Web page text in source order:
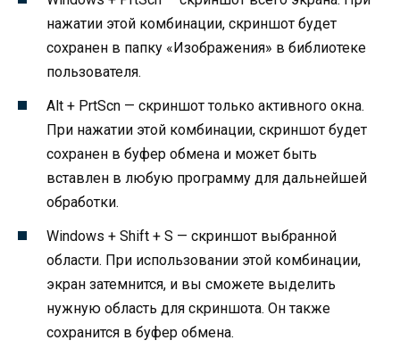
нажатии этой комбинации, скриншот будет
сохранен в папку «Изображения» в библиотеке
пользователя.
Alt + PrtScn — скриншот только активного окна.
При нажатии этой комбинации, скриншот будет
сохранен в буфер обмена и может быть
вставлен в любую программу для дальнейшей
обработки.
Windows + Shift + S — скриншот выбранной
области. При использовании этой комбинации,
экран затемнится, и вы сможете выделить
нужную область для скриншота. Он также
сохранится в буфер обмена.